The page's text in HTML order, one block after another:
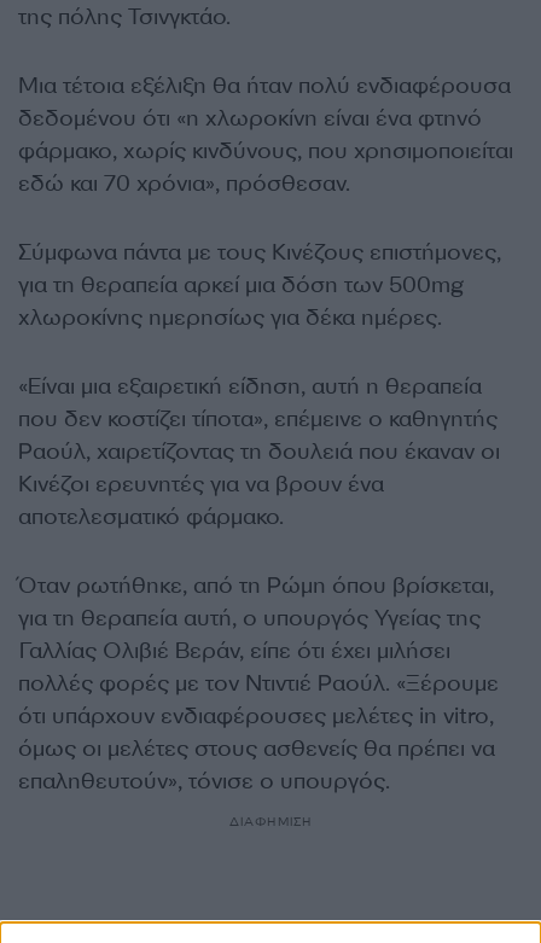
της πόλης Τσινγκτάο.
Μια τέτοια εξέλιξη θα ήταν πολύ ενδιαφέρουσα
δεδομένου ότι «η χλωροκίνη είναι ένα φτηνό
φάρμακο, χωρίς κινδύνους, που χρησιμοποιείται
εδώ και 70 χρόνια», πρόσθεσαν.
Σύμφωνα πάντα με τους Κινέζους επιστήμονες,
για τη θεραπεία αρκεί μια δόση των 500mg
χλωροκίνης ημερησίως για δέκα ημέρες.
«Είναι μια εξαιρετική είδηση, αυτή η θεραπεία
που δεν κοστίζει τίποτα», επέμεινε ο καθηγητής
Ραούλ, χαιρετίζοντας τη δουλειά που έκαναν οι
Κινέζοι ερευνητές για να βρουν ένα
αποτελεσματικό φάρμακο.
Όταν ρωτήθηκε, από τη Ρώμη όπου βρίσκεται,
για τη θεραπεία αυτή, ο υπουργός Υγείας της
Γαλλίας Ολιβιέ Βεράν, είπε ότι έχει μιλήσει
πολλές φορές με τον Ντιντιέ Ραούλ. «Ξέρουμε
ότι υπάρχουν ενδιαφέρουσες μελέτες in vitro,
όμως οι μελέτες στους ασθενείς θα πρέπει να
επαληθευτούν», τόνισε ο υπουργός.
ΔΙΑΦΗΜΙΣΗ